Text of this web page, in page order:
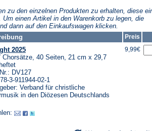
Tab)
zu den einzelnen Produkten zu erhalten, diese
einen Artikel in den Warenkorb zu legen, die
dann auf den Einkaufswagen klicken.
Preis
2025
Chorsätze, 40 Seiten, 21 cm x 29,7
DV127
3-911944-02-1
Verband für christliche
in den Diözesen Deutschlands
9,99€